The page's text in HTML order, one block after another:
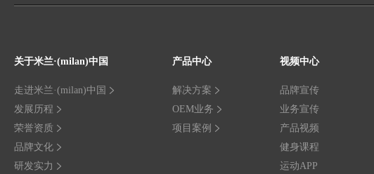
关于米兰·(milan)中国
走进米兰·(milan)中国
发展历程
荣誉资质
品牌文化
研发实力
产品中心
解决方案
OEM业务
项目案例
视频中心
品牌宣传
业务宣传
产品视频
健身课程
运动APP